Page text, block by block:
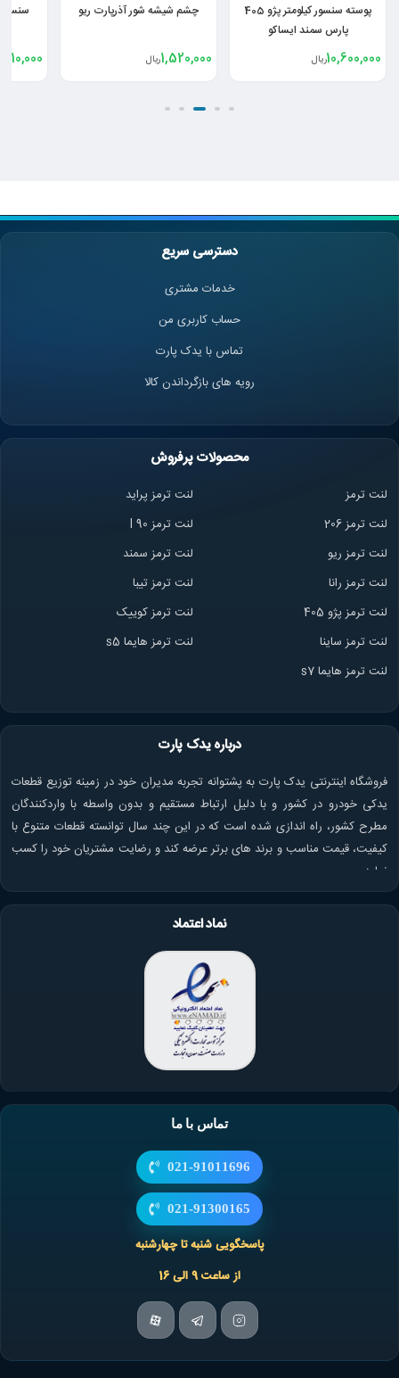
پوسته سنسور کیلومتر پژو 405
پارس سمند ایساکو
10,600,000ریال
چشم شیشه شور آذرپارت ریو
1,520,000ریال
دسترسی سریع
خدمات مشتری
حساب کاربری من
تماس با یدک پارت
رویه های بازگرداندن کالا
محصولات پرفروش
لنت ترمز
لنت ترمز پراید
لنت ترمز 206
لنت ترمز l 90
لنت ترمز ریو
لنت ترمز سمند
لنت ترمز رانا
لنت ترمز تیبا
لنت ترمز پژو 405
لنت ترمز کوییک
لنت ترمز ساینا
لنت ترمز هایما s5
لنت ترمز هایما s7
درباره یدک پارت
فروشگاه اینترنتی یدک پارت به پشتوانه تجربه مدیران خود در زمینه توزیع قطعات
یدکی خودرو در کشور و با دلیل ارتباط مستقیم و بدون واسطه با واردکنندگان
مطرح کشور، راه اندازی شده است که در این چند سال توانسته قطعات متنوع با
کیفیت، قیمت مناسب و برند های برتر عرضه کند و رضایت مشتریان خود را کسب
نماید.
نماد اعتماد
تماس با ما
021-91011696
021-91300165
پاسخگویی شنبه تا چهارشنبه
از ساعت 9 الی 16